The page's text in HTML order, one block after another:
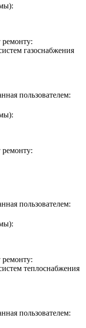
газоснабжения
пользователем:
пользователем:
теплоснабжения
пользователем: